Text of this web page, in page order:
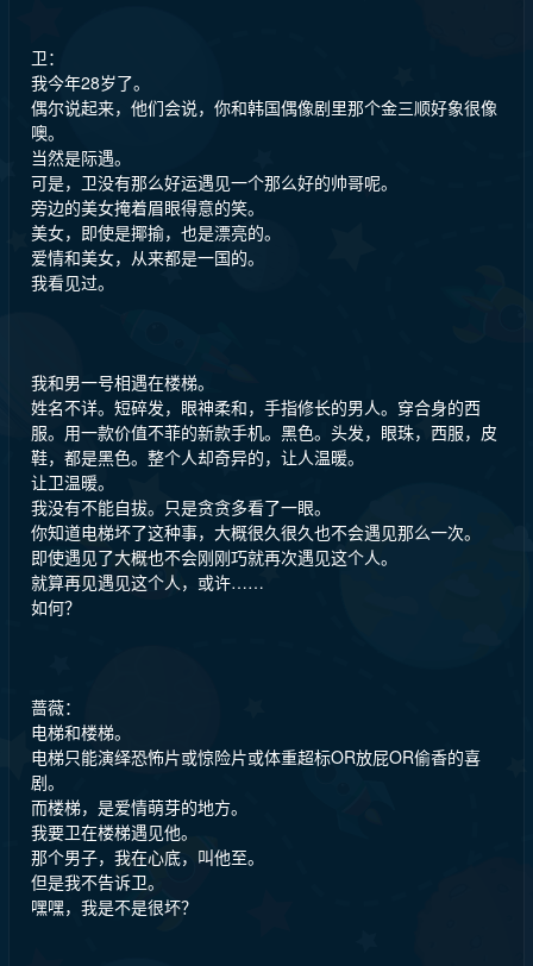
卫：
我今年28岁了。
偶尔说起来，他们会说，你和韩国偶像剧里那个金三顺好象很像
噢。
当然是际遇。
可是，卫没有那么好运遇见一个那么好的帅哥呢。
旁边的美女掩着眉眼得意的笑。
美女，即使是揶揄，也是漂亮的。
爱情和美女，从来都是一国的。
我看见过。
我和男一号相遇在楼梯。
姓名不详。短碎发，眼神柔和，手指修长的男人。穿合身的西
服。用一款价值不菲的新款手机。黑色。头发，眼珠，西服，皮
鞋，都是黑色。整个人却奇异的，让人温暖。
让卫温暖。
我没有不能自拔。只是贪贪多看了一眼。
你知道电梯坏了这种事，大概很久很久也不会遇见那么一次。
即使遇见了大概也不会刚刚巧就再次遇见这个人。
就算再见遇见这个人，或许……
如何？
蔷薇：
电梯和楼梯。
电梯只能演绎恐怖片或惊险片或体重超标OR放屁OR偷香的喜
剧。
而楼梯，是爱情萌芽的地方。
我要卫在楼梯遇见他。
那个男子，我在心底，叫他至。
但是我不告诉卫。
嘿嘿，我是不是很坏？